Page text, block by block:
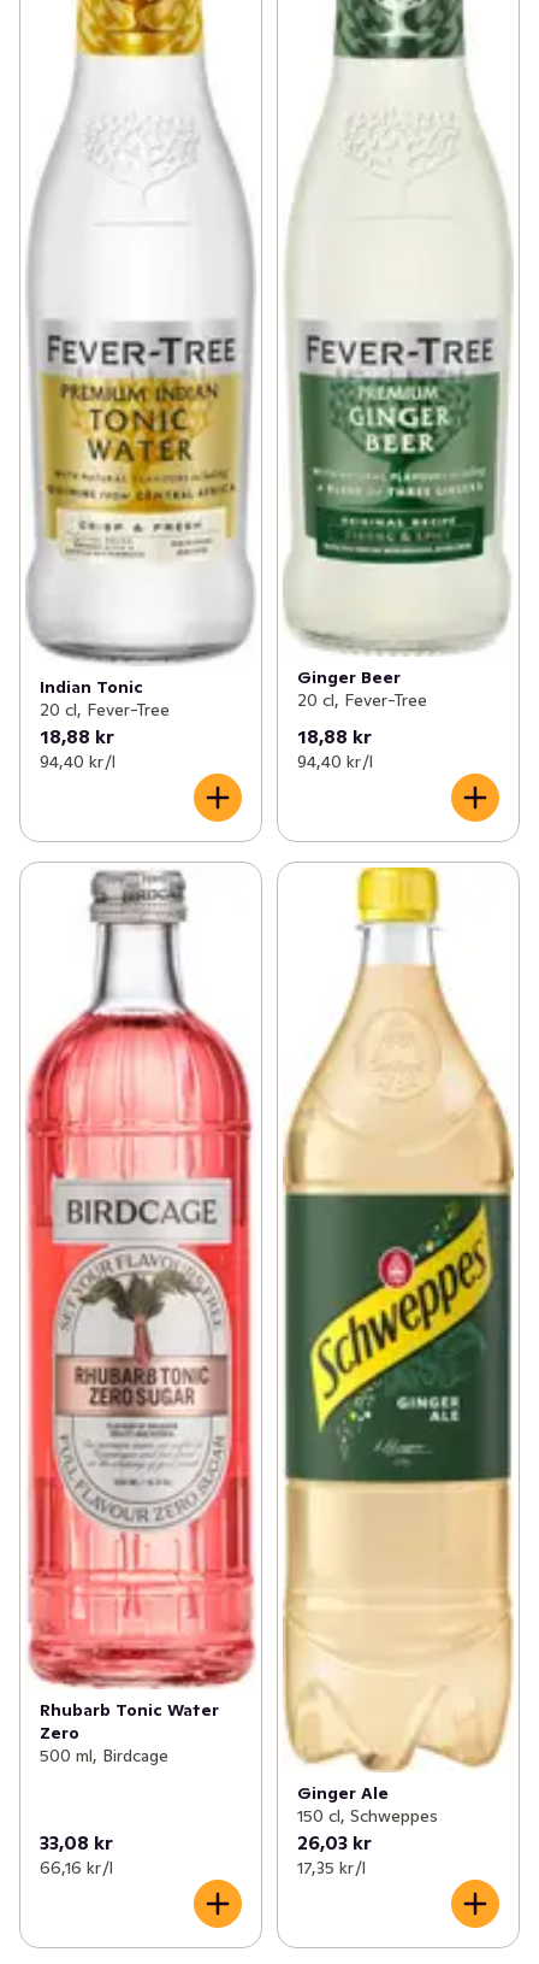
Indian Tonic
20 cl, Fever-Tree
18,88 kr
94,40 kr /l
Ginger Beer
20 cl, Fever-Tree
18,88 kr
94,40 kr /l
Rhubarb Tonic Water
Zero
500 ml, Birdcage
33,08 kr
66,16 kr /l
Ginger Ale
150 cl, Schweppes
26,03 kr
17,35 kr /l